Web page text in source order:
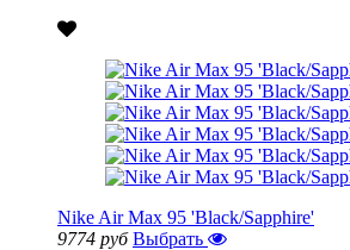
Nike Air Max 95 'Black/Sapphire'
9774 руб Выбрать